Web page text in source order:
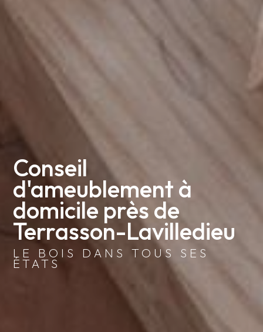
Conseil
d'ameublement à
domicile près de
Terrasson-Lavilledieu
LE BOIS DANS TOUS SES
ÉTATS